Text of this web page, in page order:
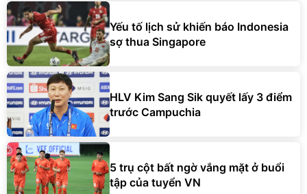
Yếu tố lịch sử khiến báo Indonesia
sợ thua Singapore
HLV Kim Sang Sik quyết lấy 3 điểm
trước Campuchia
5 trụ cột bất ngờ vắng mặt ở buổi
tập của tuyển VN